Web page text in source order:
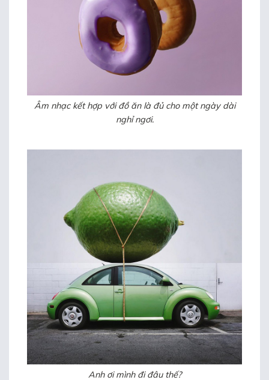
Âm nhạc kết hợp với đồ ăn là đủ cho một ngày dài
nghỉ ngơi.
Anh ơi mình đi đâu thế?